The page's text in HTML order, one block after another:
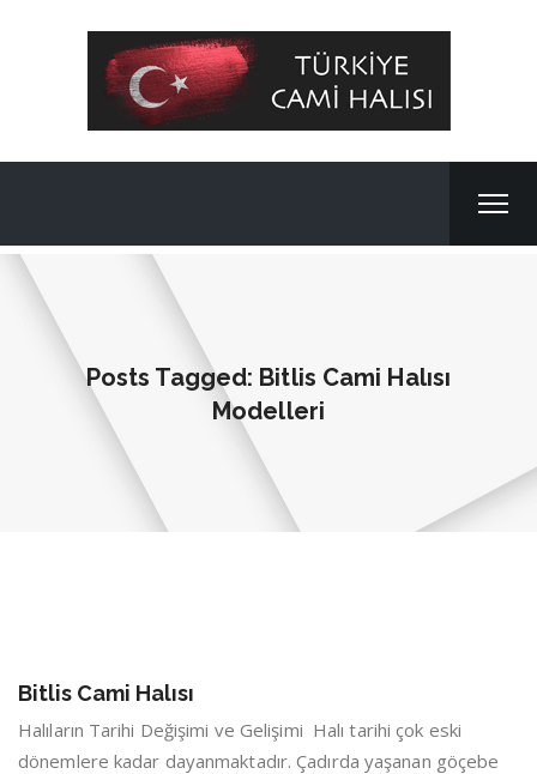
Posts Tagged: Bitlis Cami Halısı
Modelleri
Bitlis Cami Halısı
Halıların Tarihi Değişimi ve Gelişimi Halı tarihi çok eski
dönemlere kadar dayanmaktadır. Çadırda yaşanan göçebe